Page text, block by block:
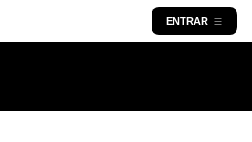
ENTRAR